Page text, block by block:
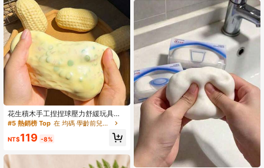
4.83 490 追蹤者
花生積木手工捏捏球壓力舒緩玩具，
可愛酥脆軟綿填充積木，適合青少年
與成人，辦公桌裝飾
#5 熱銷榜 Top 在 均碼 學齡前兒童玩具
NT$119 -8%